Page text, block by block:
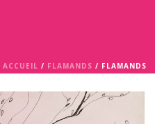
ACCUEIL / FLAMANDS / FLAMANDS